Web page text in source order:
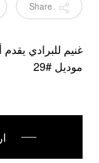
غنيم للبرادي يقدم
موديل #29